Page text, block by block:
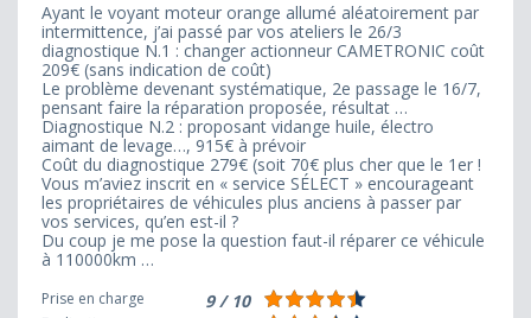
Ayant le voyant moteur orange allumé aléatoirement par
intermittence, j’ai passé par vos ateliers le 26/3
diagnostique N.1 : changer actionneur CAMETRONIC coût
209€ (sans indication de coût)
Le problème devenant systématique, 2e passage le 16/7,
pensant faire la réparation proposée, résultat …
Diagnostique N.2 : proposant vidange huile, électro
aimant de levage…, 915€ à prévoir
Coût du diagnostique 279€ (soit 70€ plus cher que le 1er !
Vous m’aviez inscrit en « service SÉLECT » encourageant
les propriétaires de véhicules plus anciens à passer par
vos services, qu’en est-il ?
Du coup je me pose la question faut-il réparer ce véhicule
à 110000km …
Prise en charge 9 / 10